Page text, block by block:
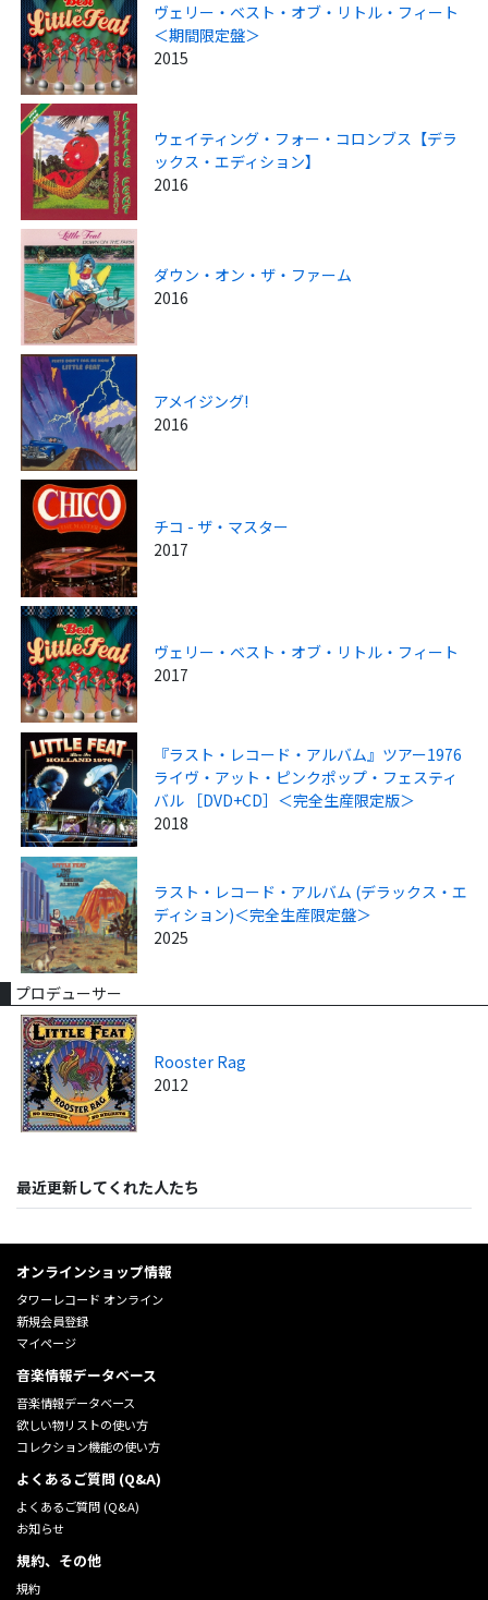
ヴェリー・ベスト・オブ・リトル・フィート
＜期間限定盤＞
2015
ウェイティング・フォー・コロンブス【デラ
ックス・エディション】
2016
ダウン・オン・ザ・ファーム
2016
アメイジング!
2016
チコ - ザ・マスター
2017
ヴェリー・ベスト・オブ・リトル・フィート
2017
『ラスト・レコード・アルバム』ツアー1976
ライヴ・アット・ピンクポップ・フェスティ
バル ［DVD+CD］＜完全生産限定版＞
2018
ラスト・レコード・アルバム (デラックス・エ
ディション)＜完全生産限定盤＞
2025
プロデューサー
Rooster Rag
2012
最近更新してくれた人たち
オンラインショップ情報
タワーレコード オンライン
新規会員登録
マイページ
音楽情報データベース
音楽情報データベース
欲しい物リストの使い方
コレクション機能の使い方
よくあるご質問 (Q&A)
よくあるご質問 (Q&A)
お知らせ
規約、その他
規約